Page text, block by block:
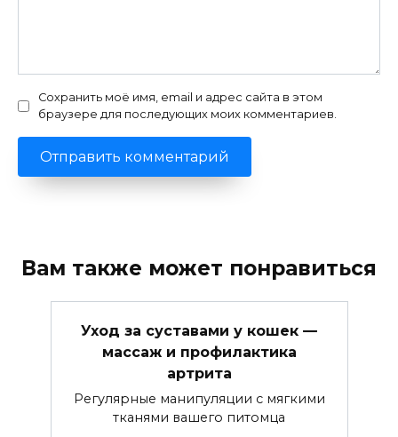
Сохранить моё имя, email и адрес сайта в этом
браузере для последующих моих комментариев.
Вам также может понравиться
Уход за суставами у кошек —
массаж и профилактика
артрита
Регулярные манипуляции с мягкими
тканями вашего питомца